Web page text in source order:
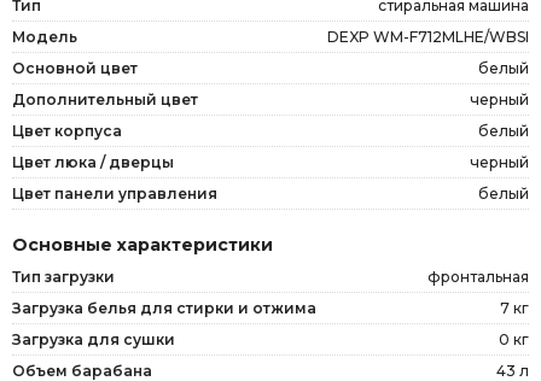
Тип
стиральная машина
Модель
DEXP WM-F712MLHE/WBSI
Основной цвет
белый
Дополнительный цвет
черный
Цвет корпуса
белый
Цвет люка / дверцы
черный
Цвет панели управления
белый
Основные характеристики
Тип загрузки
фронтальная
Загрузка белья для стирки и отжима
7 кг
Загрузка для сушки
0 кг
Объем барабана
43 л